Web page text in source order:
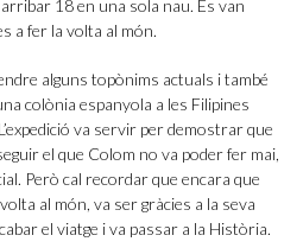
18 en una sola nau. Es van
a fer la volta al món.
alguns topònims actuals i també
colònia espanyola a les Filipines
va servir per demostrar que
el que Colom no va poder fer mai,
Però cal recordar que encara que
al món, va ser gràcies a la seva
el viatge i va passar a la Història.